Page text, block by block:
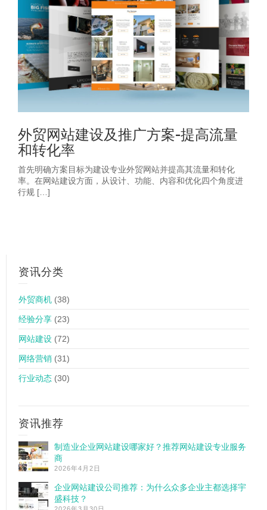
外贸网站建设及推广方案-提高流量
和转化率
首先明确方案目标为建设专业外贸网站并提高其流量和转化
率。在网站建设方面，从设计、功能、内容和优化四个角度进
行规 […]
资讯分类
外贸商机 (38)
经验分享 (23)
网站建设 (72)
网络营销 (31)
行业动态 (30)
资讯推荐
制造业企业网站建设哪家好？推荐网站建设专业服务
商
2026年4月2日
企业网站建设公司推荐：为什么众多企业主都选择宇
盛科技？